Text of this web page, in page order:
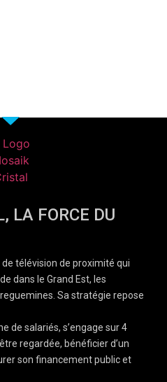
LA FORCE DU
télévision de proximité qui
dans le Grand Est, les
Sa stratégie repose
de salariés, s’engage sur 4
regardée, bénéficier d’un
son financement public et